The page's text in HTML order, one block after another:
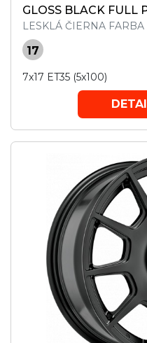
GLOSS BLACK FULL
LESKLÁ ČIERNA
17
7x17 ET35 (5x100)